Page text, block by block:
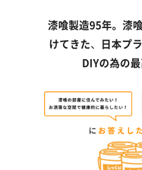
漆喰製造95年。漆
けてきた、 日本プ
DIYの為の